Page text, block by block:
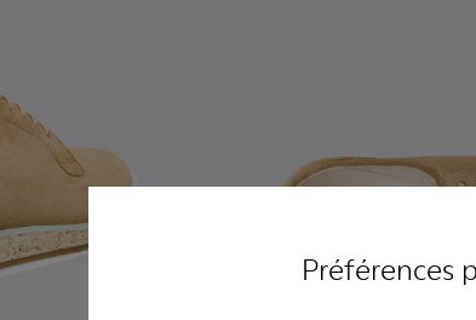
Préférences